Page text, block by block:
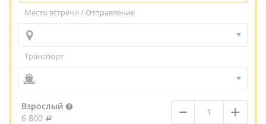
Место встречи / Отправление
Транспорт
Взрослый
6 800
– +